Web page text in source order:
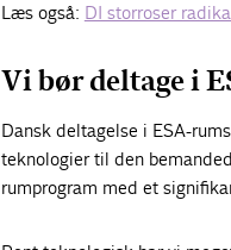
Læs også: DI storroser
Vi bør deltage i
Dansk deltagelse i ESA-
teknologier til den
rumprogram med et